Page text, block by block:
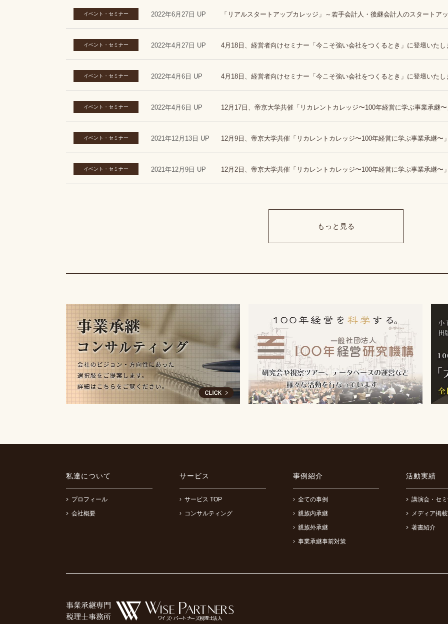
イベント・セミナー 2022年6月27日 UP 「リアルスタートアップカレッジ」～若手会計人・後継会計人のスタートア
イベント・セミナー 2022年4月27日 UP 4月18日、経営者向けセミナー「今こそ強い会社をつくるとき」に登壇いたし
イベント・セミナー 2022年4月6日 UP 4月18日、経営者向けセミナー「今こそ強い会社をつくるとき」に登壇いたし
イベント・セミナー 2022年4月6日 UP 12月17日、帝京大学共催「リカレントカレッジ〜100年経営に学ぶ事業承継
イベント・セミナー 2021年12月13日 UP 12月9日、帝京大学共催「リカレントカレッジ〜100年経営に学ぶ事業承継〜
イベント・セミナー 2021年12月9日 UP 12月2日、帝京大学共催「リカレントカレッジ〜100年経営に学ぶ事業承継〜
もっと見る
私達について
プロフィール
会社概要
サービス
サービス TOP
コンサルティング
事例紹介
全ての事例
親族内承継
親族外承継
事業承継事前対策
活動実績
講演会・セミ
メディア掲載
著書紹介